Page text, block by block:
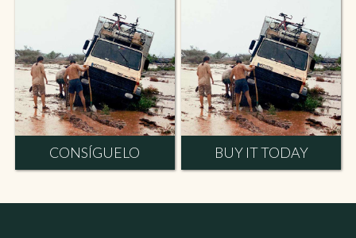
CONSÍGUELO BUY IT TODAY